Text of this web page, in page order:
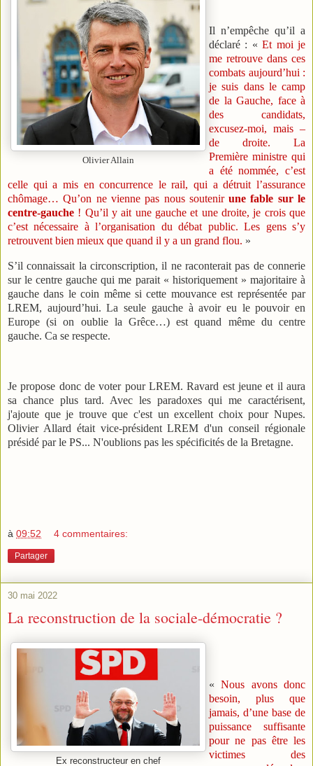
Olivier Allain
Il n’empêche qu’il a
déclaré : «Et moi je
me retrouve dans ces
combats aujourd’hui :
je suis dans le camp
de la Gauche, face à
des candidats,
excusez-moi, mais –
de droite. La
Première ministre qui
a été nommée, c’est
celle qui a mis en concurrence le rail, qui a détruit l’assurance
chômage… Qu’on ne vienne pas nous soutenirune fable sur le
centre-gauche ! Qu’il y ait une gauche et une droite, je crois que
c’est nécessaire à l’organisation du débat public. Les gens s’y
retrouvent bien mieux que quand il y a un grand flou. »
S’il connaissait la circonscription, il ne raconterait pas de connerie
sur le centre gauche qui me parait « historiquement » majoritaire à
gauche dans le coin même si cette mouvance est représentée par
LREM, aujourd’hui. La seule gauche à avoir eu le pouvoir en
Europe (si on oublie la Grêce…) est quand même du centre
gauche. Ca se respecte.
Je propose donc de voter pour LREM. Ravard est jeune et il aura
sa chance plus tard. Avec les paradoxes qui me caractérisent,
j'ajoute que je trouve que c'est un excellent choix pour Nupes.
Olivier Allard était vice-président LREM d'un conseil régionale
présidé par le PS... N'oublions pas les spécificités de la Bretagne.
à 09:52 4 commentaires:
Partager
30 mai 2022
La reconstruction de la sociale-démocratie ?
Ex reconstructeur en chef
«Nous avons donc
besoin, plus que
jamais, d’une base de
puissance suffisante
pour ne pas être les
victimes des